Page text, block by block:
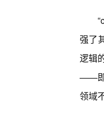
强了
逻辑
——即
领域